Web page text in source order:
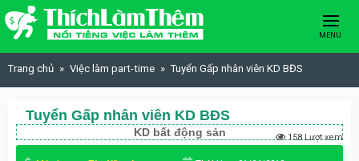
Skip to content
MENU
Trang chủ Việc làm part-time Tuyển Gấp nhân viên KD BĐS
Tuyển Gấp nhân viên KD BĐS
KD bất động sản 158 Lượt xem